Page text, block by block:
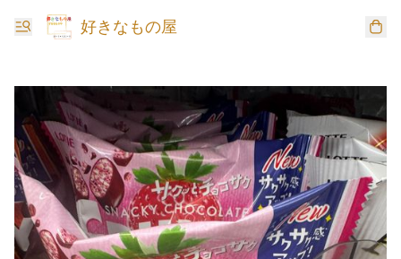
好きなもの屋